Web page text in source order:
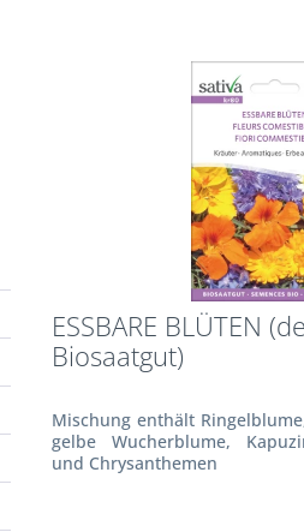
ESSBARE BLÜTEN
Biosaatgut)
Mischung enthält
gelbe Wucherblume,
und Chrysanthemen